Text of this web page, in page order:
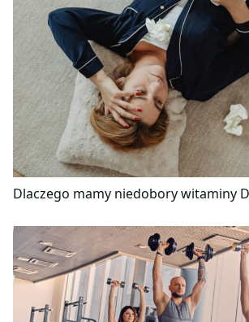
Dlaczego mamy niedobory witaminy